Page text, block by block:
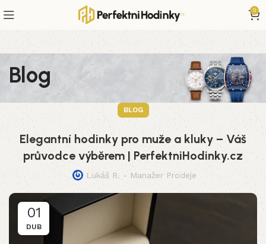
0
Blog
BLOG
Elegantní hodinky pro muže a kluky – Váš
průvodce výběrem | PerfektniHodinky.cz
Lukáš R. - Manažer Prodeje
01
DUB